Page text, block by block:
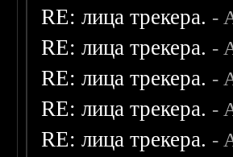
RE: лица трекера. -
RE: лица трекера. -
RE: лица трекера. -
RE: лица трекера. -
RE: лица трекера. -